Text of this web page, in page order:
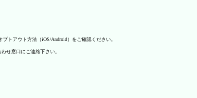
トアウト方法（iOS/Android）をご確認ください。
せ窓口にご連絡下さい。